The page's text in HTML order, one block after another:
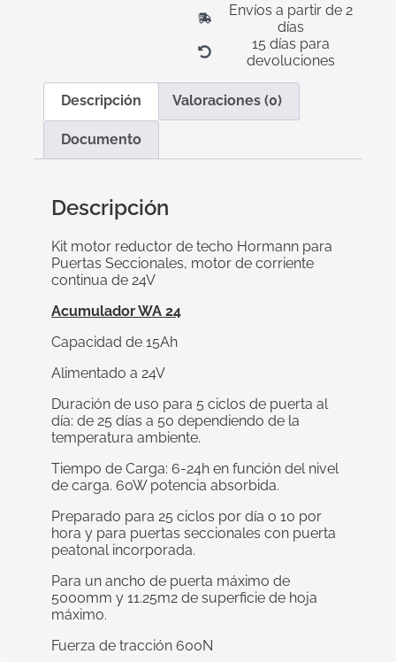
Envíos a partir de 2
días
15 días para
devoluciones
Descripción Valoraciones (0)
Documento
Descripción
Kit motor reductor de techo Hormann para
Puertas Seccionales, motor de corriente
continua de 24V
Acumulador WA 24
Capacidad de 15Ah
Alimentado a 24V
Duración de uso para 5 ciclos de puerta al
día: de 25 días a 50 dependiendo de la
temperatura ambiente.
Tiempo de Carga: 6-24h en función del nivel
de carga. 60W potencia absorbida.
Preparado para 25 ciclos por día o 10 por
hora y para puertas seccionales con puerta
peatonal incorporada.
Para un ancho de puerta máximo de
5000mm y 11.25m2 de superficie de hoja
máximo.
Fuerza de tracción 600N